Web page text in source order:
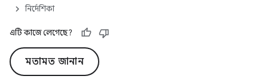
নির্দেশিকা
এটি কাজে লেগেছে?
মতামত জানান